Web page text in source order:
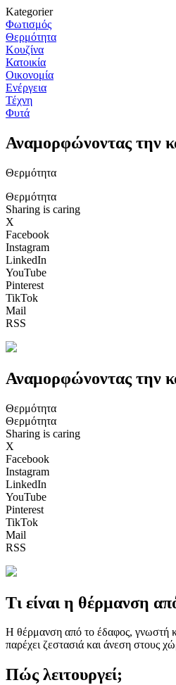
Kategorier
Φωτισμός
Θερμότητα
Κουζίνα
Κατοικία
Οικονομία
Ενέργεια
Τέχνη
Φυτά
Αναμορφώνοντας την
Θερμότητα
Θερμότητα
Sharing is caring
X
Facebook
Instagram
LinkedIn
YouTube
Pinterest
TikTok
Mail
RSS
Αναμορφώνοντας την
Θερμότητα
Θερμότητα
Sharing is caring
X
Facebook
Instagram
LinkedIn
YouTube
Pinterest
TikTok
Mail
RSS
Τι είναι η θέρμανση
Η θέρμανση από το έδαφος, γνωστή
παρέχει ζεστασιά και άνεση στους
Πώς λειτουργεί;